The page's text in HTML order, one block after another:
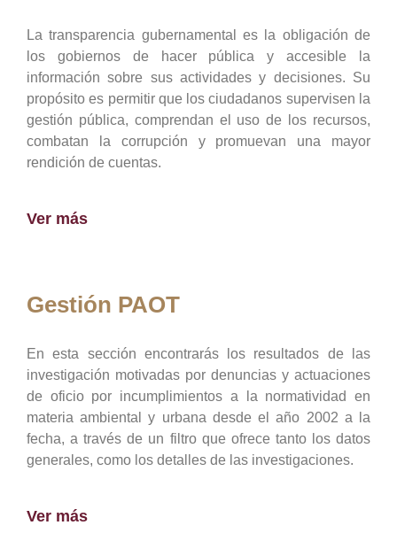
La transparencia gubernamental es la obligación de
los gobiernos de hacer pública y accesible la
información sobre sus actividades y decisiones. Su
propósito es permitir que los ciudadanos supervisen la
gestión pública, comprendan el uso de los recursos,
combatan la corrupción y promuevan una mayor
rendición de cuentas.
Ver más
Gestión PAOT
En esta sección encontrarás los resultados de las
investigación motivadas por denuncias y actuaciones
de oficio por incumplimientos a la normatividad en
materia ambiental y urbana desde el año 2002 a la
fecha, a través de un filtro que ofrece tanto los datos
generales, como los detalles de las investigaciones.
Ver más